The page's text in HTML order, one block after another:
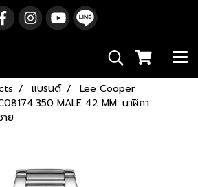
แบรนด์
Lee Cooper
MALE 42 MM. นาฬิกา
าย